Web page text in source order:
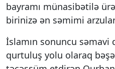
bayramı münasibətilə
birinizə ən səmimi
İslamın sonuncu səmavi
qurtuluş yolu olaraq